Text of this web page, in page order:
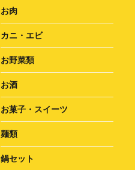
お肉
カニ・エビ
お野菜類
お酒
お菓子・スイーツ
麺類
鍋セット